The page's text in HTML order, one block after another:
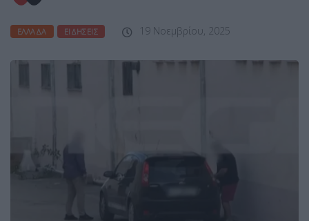
ΕΛΛΆΔΑ ΕΙΔΉΣΕΙΣ 19 Νοεμβρίου, 2025